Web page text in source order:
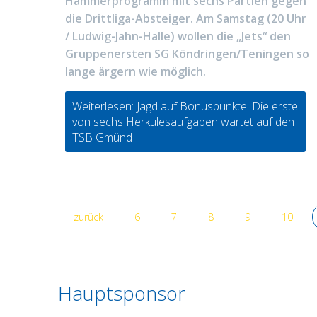
die Drittliga-Absteiger. Am Samstag (20 Uhr
/ Ludwig-Jahn-Halle) wollen die „Jets“ den
Gruppenersten SG Köndringen/Teningen so
lange ärgern wie möglich.
Weiterlesen: Jagd auf Bonuspunkte: Die erste
von sechs Herkulesaufgaben wartet auf den
TSB Gmünd
zurück 6 7 8 9 10
Hauptsponsor